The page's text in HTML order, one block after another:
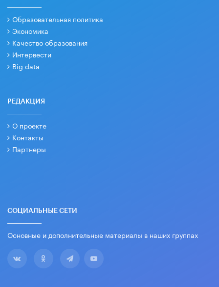
Образовательная политика
Экономика
Качество образования
Интервести
Big data
РЕДАКЦИЯ
О проекте
Контакты
Партнеры
СОЦИАЛЬНЫЕ СЕТИ
Основные и дополнительные материалы в наших группах